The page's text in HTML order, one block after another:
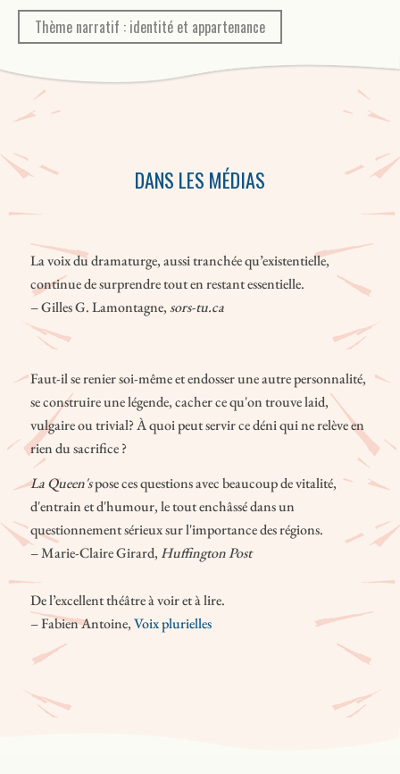
Thème narratif : identité et appartenance
DANS LES MÉDIAS
La voix du dramaturge, aussi tranchée qu’existentielle,
continue de surprendre tout en restant essentielle.
– Gilles G. Lamontagne,sors-tu.ca
Faut-il se renier soi-même et endosser une autre personnalité,
se construire une légende, cacher ce qu'on trouve laid,
vulgaire ou trivial? À quoi peut servir ce déni qui ne relève en
rien du sacrifice ?
La Queen'spose ces questions avec beaucoup de vitalité,
d'entrain et d'humour, le tout enchâssé dans un
questionnement sérieux sur l'importance des régions.
– Marie-Claire Girard,Huffington Post
De l’excellent théâtre à voir et à lire.
– Fabien Antoine,Voix plurielles